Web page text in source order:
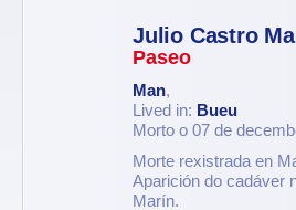
Julio Castro
Paseo
Man,
Lived in: Bueu
Morto o 07 de
Morte rexistrada en
Aparición do cadáver
Marín.